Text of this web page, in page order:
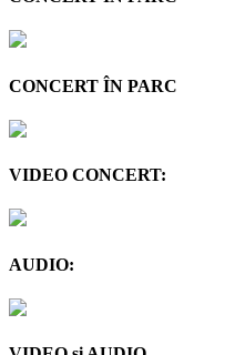
CONCERT ÎN PARC
VIDEO CONCERT:
AUDIO: